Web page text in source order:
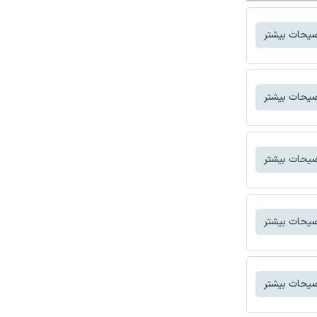
بیشتر
بیشتر
بیشتر
بیشتر
بیشتر